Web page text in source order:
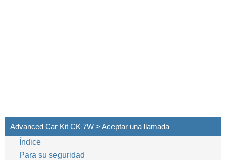
Advanced Car Kit CK 7W > Aceptar una llamada
Índice
Para su seguridad